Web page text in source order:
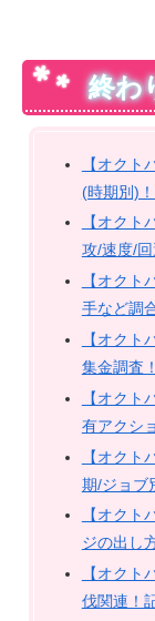
終わ
【オクト
(時期別)
【オクト
攻/速度/
【オクト
手など調
【オクト
集金調査
【オクト
有アクシ
【オク
期/ジョブ
【オクト
ジの出し
【オクト
伐関連！